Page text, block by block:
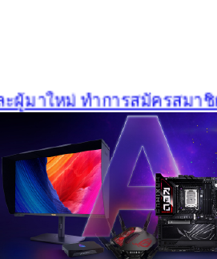
มาใหม่ ทำการสมัครสมาชิก